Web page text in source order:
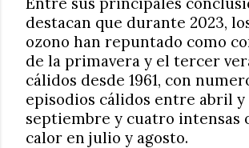
destacan que durante 2023,
ozono han repuntado como
de la primavera y el tercer
cálidos desde 1961, con
episodios cálidos entre abril y
septiembre y cuatro intensas
calor en julio y agosto.